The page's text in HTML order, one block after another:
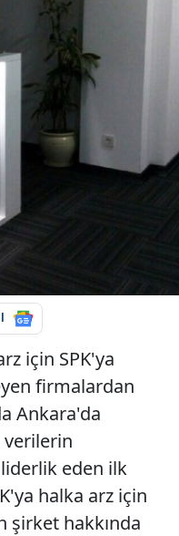
için SPK'ya
firmalardan
Ankara'da
eden ilk
halka arz için
şirket hakkında